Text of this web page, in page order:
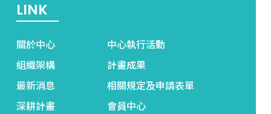
LINK
關於中心
中心執行活動
組織架構
計畫成果
最新消息
相關規定及申請表單
深耕計畫
會員中心